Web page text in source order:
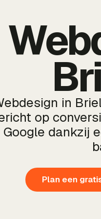
in
op
Google dankzij
Plan een